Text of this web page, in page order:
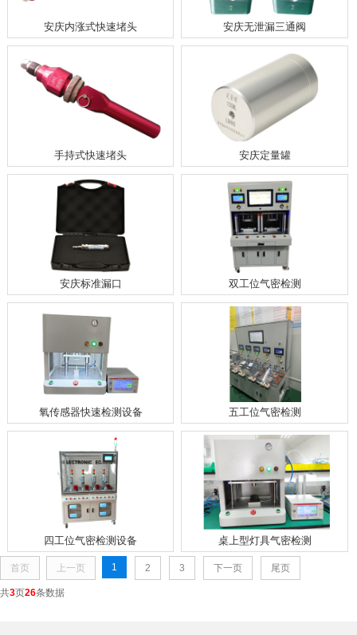
安庆内涨式快速堵头 安庆无泄漏三通阀
手持式快速堵头 安庆定量罐
安庆标准漏口 双工位气密检测
氧传感器快速检测设备 五工位气密检测
四工位气密检测设备 桌上型灯具气密检测
首页 上一页 1 2 3 下一页 尾页
共3页26条数据